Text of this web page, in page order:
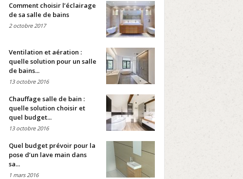
Comment choisir l’éclairage
de sa salle de bains
2 octobre 2017
Ventilation et aération :
quelle solution pour un salle
de bains...
13 octobre 2016
Chauffage salle de bain :
quelle solution choisir et
quel budget...
13 octobre 2016
Quel budget prévoir pour la
pose d’un lave main dans
sa...
1 mars 2016